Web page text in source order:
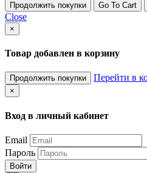
Продолжить покупки Go To Cart
Close
×
Товар добавлен в корзину
Продолжить покупки Перейти в
×
Вход в личный кабинет
Email
Пароль
Войти